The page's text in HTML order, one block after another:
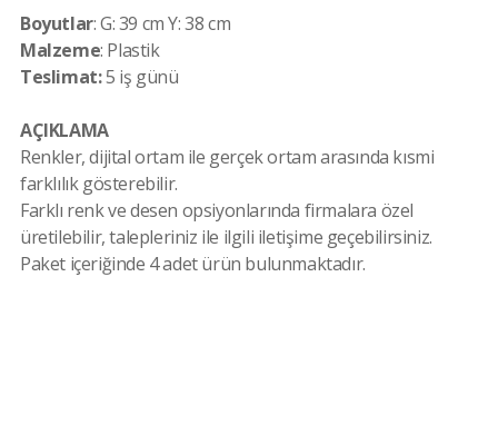
Boyutlar: G: 39 cm Y: 38 cm
Malzeme: Plastik
Teslimat:5 iş günü
AÇIKLAMA
Renkler, dijital ortam ile gerçek ortam arasında kısmi
farklılık gösterebilir.
Farklı renk ve desen opsiyonlarında firmalara özel
üretilebilir, talepleriniz ile ilgili iletişime geçebilirsiniz.
Paket içeriğinde 4 adet ürün bulunmaktadır.